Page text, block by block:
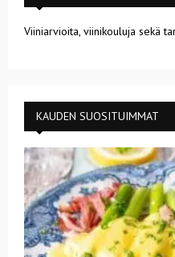
Viiniarvioita, viinikouluja sekä
KAUDEN SUOSITUIMMAT